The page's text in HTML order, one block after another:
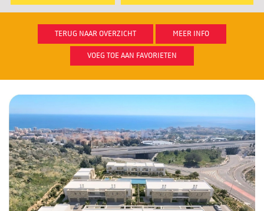
TERUG NAAR OVERZICHT MEER INFO
VOEG TOE AAN FAVORIETEN